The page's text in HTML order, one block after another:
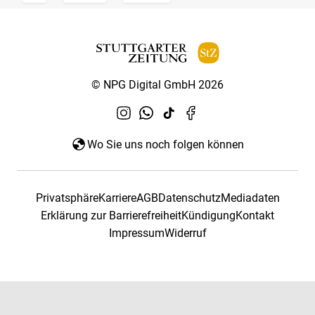
© NPG Digital GmbH 2026
Wo Sie uns noch folgen können
PrivatsphäreKarriereAGBDatenschutzMediadaten
Erklärung zur BarrierefreiheitKündigungKontakt
ImpressumWiderruf